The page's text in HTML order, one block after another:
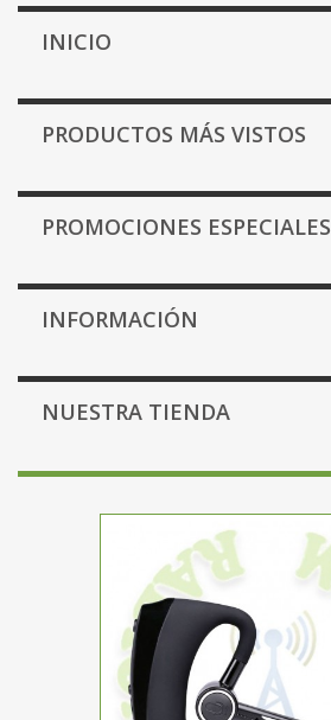
INICIO
PRODUCTOS MÁS VISTOS
PROMOCIONES ESPECIALES
INFORMACIÓN
NUESTRA TIENDA